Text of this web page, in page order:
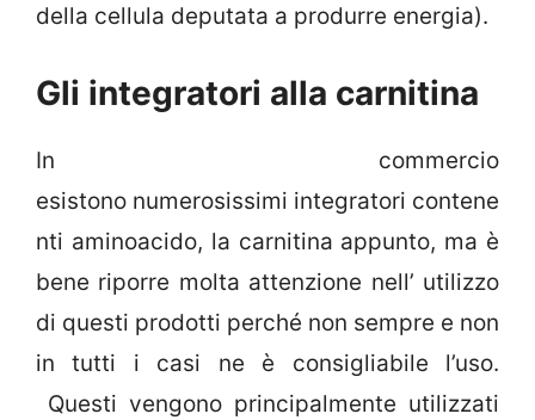
della cellula deputata a produrre energia).
Gli integratori alla carnitina
In commercio
esistono numerosissimi integratori contene
nti aminoacido, la carnitina appunto, ma è
bene riporre molta attenzione nell’ utilizzo
di questi prodotti perché non sempre e non
in tutti i casi ne è consigliabile l’uso.
Questi vengono principalmente utilizzati